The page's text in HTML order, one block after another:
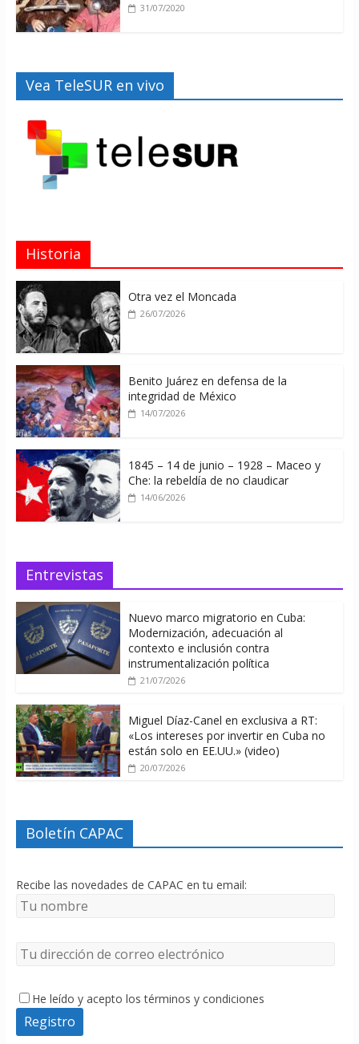
31/07/2020
Vea TeleSUR en vivo
Historia
Otra vez el Moncada
26/07/2026
Benito Juárez en defensa de la
integridad de México
14/07/2026
1845 – 14 de junio – 1928 – Maceo y
Che: la rebeldía de no claudicar
14/06/2026
Entrevistas
Nuevo marco migratorio en Cuba:
Modernización, adecuación al
contexto e inclusión contra
instrumentalización política
21/07/2026
Miguel Díaz-Canel en exclusiva a RT:
«Los intereses por invertir en Cuba no
están solo en EE.UU.» (video)
20/07/2026
Boletín CAPAC
Recibe las novedades de CAPAC en tu email:
He leído y acepto los términos y condiciones